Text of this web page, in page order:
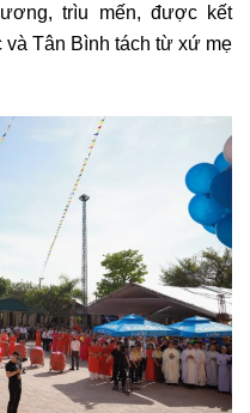
trìu mến, được kết
Tân Bình tách từ xứ mẹ